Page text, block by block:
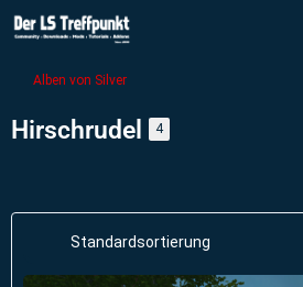
Alben von Silver
Hirschrudel 4
Standardsortierung